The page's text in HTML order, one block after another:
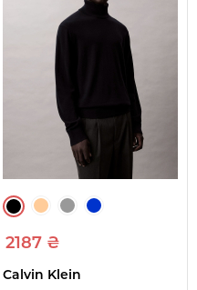
2187 ₴
Calvin Klein